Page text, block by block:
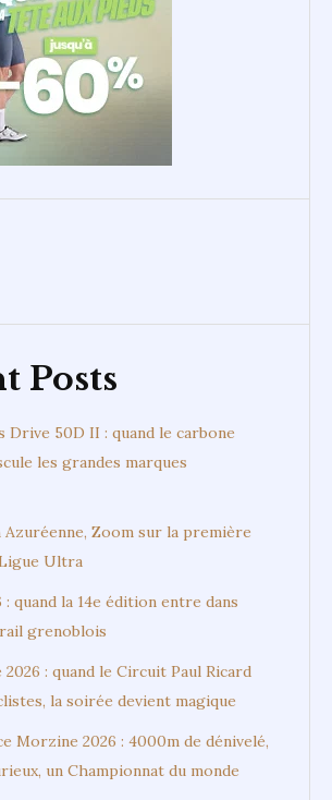
Posts
Drive 50D II : quand le carbone
les grandes marques
Azuréenne, Zoom sur la première
Ultra
quand la 14e édition entre dans
grenoblois
2026 : quand le Circuit Paul Ricard
la soirée devient magique
Morzine 2026 : 4000m de dénivelé,
un Championnat du monde